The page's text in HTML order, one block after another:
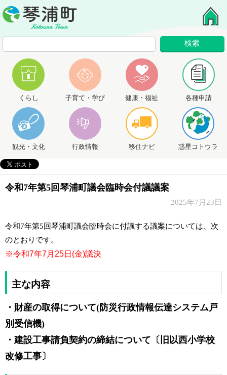
くらし 子育て・学び 健康・福祉 各種申請
観光・文化 行政情報 移住ナビ 惑星コトウラ
令和7年第5回琴浦町議会臨時会付議議案
2025年7月23日
令和7年第5回琴浦町議会臨時会に付議する議案については、次
のとおりです。
※令和7年7月25日(金)議決
主な内容
・財産の取得について(防災行政情報伝達システム戸
別受信機)
・建設工事請負契約の締結について〔旧以西小学校
改修工事〕